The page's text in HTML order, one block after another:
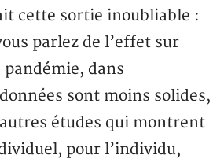
cette sortie inoubliable :
parlez de l’effet sur
pandémie, dans
sont moins solides,
études qui montrent
pour l’individu,